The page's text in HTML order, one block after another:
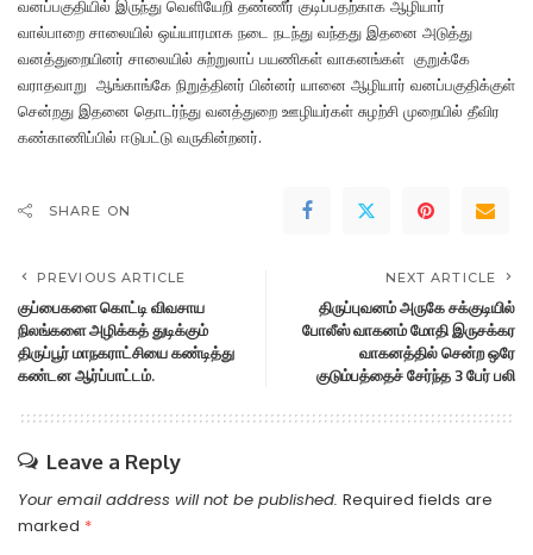
வனப்பகுதியில் இருந்து வெளியேறி தண்ணீர் குடிப்பதற்காக ஆழியார்
வால்பாறை சாலையில் ஒய்யாரமாக நடை நடந்து வந்தது இதனை அடுத்து
வனத்துறையினர் சாலையில் சுற்றுலாப் பயணிகள் வாகனங்கள் குறுக்கே
வராதவாறு ஆங்காங்கே நிறுத்தினர் பின்னர் யானை ஆழியார் வனப்பகுதிக்குள்
சென்றது இதனை தொடர்ந்து வனத்துறை ஊழியர்கள் சுழற்சி முறையில் தீவிர
கண்காணிப்பில் ஈடுபட்டு வருகின்றனர்.
SHARE ON
PREVIOUS ARTICLE
குப்பைகளை கொட்டி விவசாய
நிலங்களை அழிக்கத் துடிக்கும்
திருப்பூர் மாநகராட்சியை கண்டித்து
கண்டன ஆர்ப்பாட்டம்.
NEXT ARTICLE
திருப்புவனம் அருகே சக்குடியில்
போலீஸ் வாகனம் மோதி இருசக்கர
வாகனத்தில் சென்ற ஒரே
குடும்பத்தைச் சேர்ந்த 3 பேர் பலி
Leave a Reply
Your email address will not be published. Required fields are
marked *